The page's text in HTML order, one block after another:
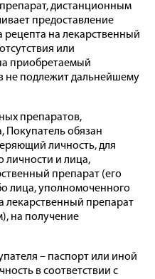
дистанционным
предоставление
на лекарственный
или
приобретаемый
не подлежит дальнейшему
препаратов,
Покупатель обязан
личность, для
личности и лица,
препарат (его
лица, уполномоченного
лекарственный препарат
на получение
– паспорт или иной
в соответствии с